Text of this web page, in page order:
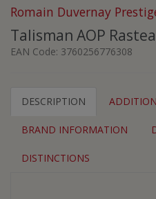
Romain Duvernay
Talisman AOP
EAN Code: 3760256776308
DESCRIPTION
BRAND INFORMATION
DISTINCTIONS